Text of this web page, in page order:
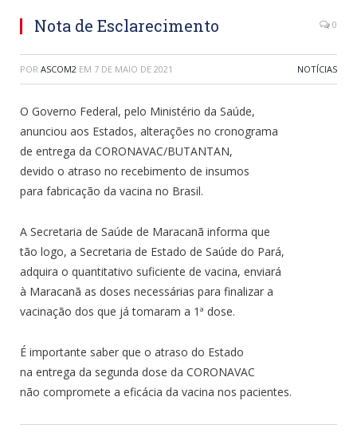
Nota de Esclarecimento 0
POR ASCOM2 EM 7 DE MAIO DE 2021 NOTÍCIAS
O Governo Federal, pelo Ministério da Saúde,
anunciou aos Estados, alterações no cronograma
de entrega da CORONAVAC/BUTANTAN,
devido o atraso no recebimento de insumos
para fabricação da vacina no Brasil.
A Secretaria de Saúde de Maracanã informa que
tão logo, a Secretaria de Estado de Saúde do Pará,
adquira o quantitativo suficiente de vacina, enviará
à Maracanã as doses necessárias para finalizar a
vacinação dos que já tomaram a 1ª dose.
É importante saber que o atraso do Estado
na entrega da segunda dose da CORONAVAC
não compromete a eficácia da vacina nos pacientes.